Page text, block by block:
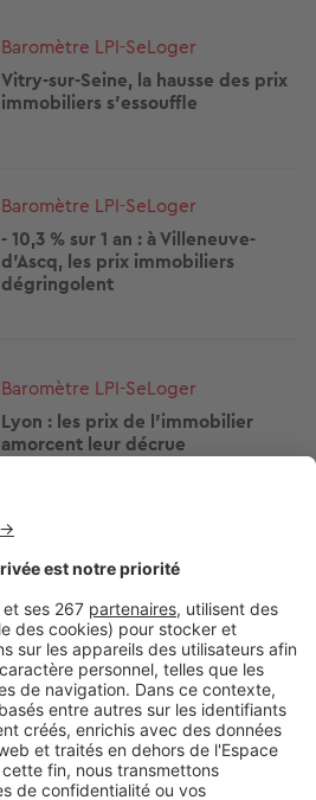
Baromètre LPI-SeLoger
Vitry-sur-Seine, la hausse des prix
immobiliers s'essouffle
Baromètre LPI-SeLoger
- 10,3 % sur 1 an : à Villeneuve-
d'Ascq, les prix immobiliers
dégringolent
Baromètre LPI-SeLoger
Lyon : les prix de l’immobilier
amorcent leur décrue
Baromètre LPI-SeLoger
l'immobilier à Montauban
Baromètre LPI-SeLoger
Cholet : échappée belle pour le
prix de l'immobilier !